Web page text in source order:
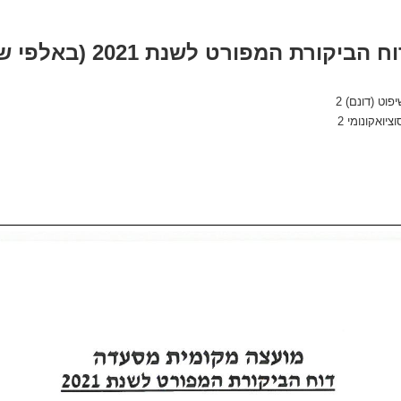
הביקורת המפורט לשנת 2021 (באלפי